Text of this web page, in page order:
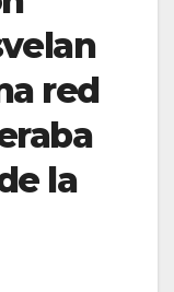
red
la